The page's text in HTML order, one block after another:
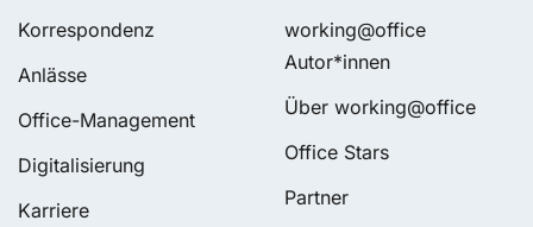
Korrespondenz
Anlässe
Office-Management
Digitalisierung
Karriere
working@office
Autor*innen
Über working@office
Office Stars
Partner